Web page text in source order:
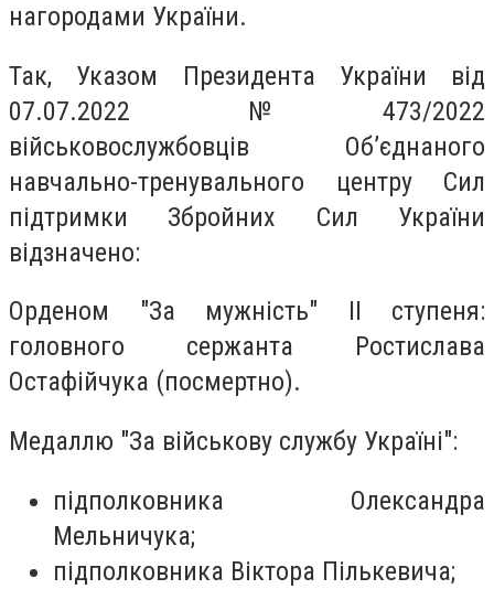
нагородами України.
Так, Указом Президента України від
07.07.2022 №473/2022
військовослужбовців Об’єднаного
навчально-тренувального центру Сил
підтримки Збройних Сил України
відзначено:
Орденом "За мужність" ІІ ступеня:
головного сержанта Ростислава
Остафійчука (посмертно).
Медаллю "За військову службу Україні":
підполковника Олександра
Мельничука;
підполковника Віктора Пількевича;